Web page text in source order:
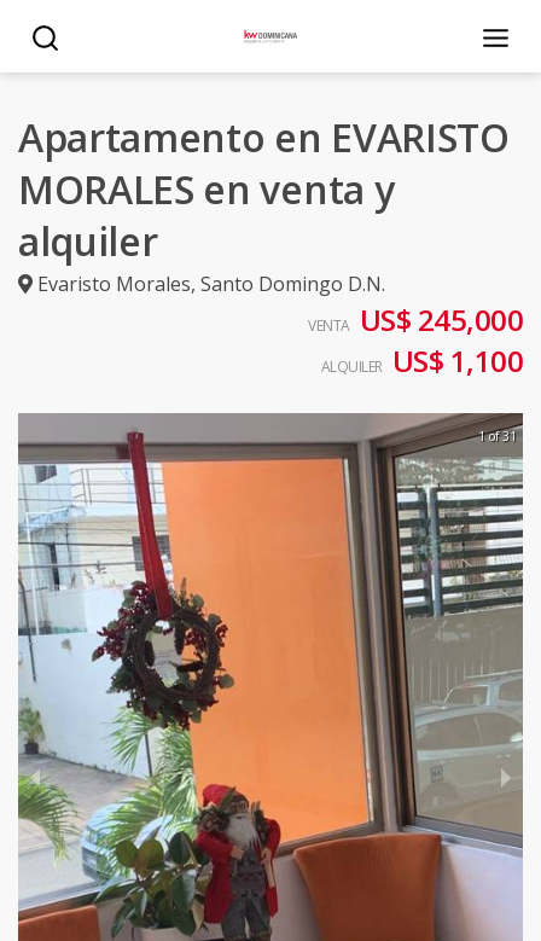
Apartamento en EVARISTO
MORALES en venta y
alquiler
Evaristo Morales, Santo Domingo D.N.
VENTA US$ 245,000
ALQUILER US$ 1,100
1 of 31